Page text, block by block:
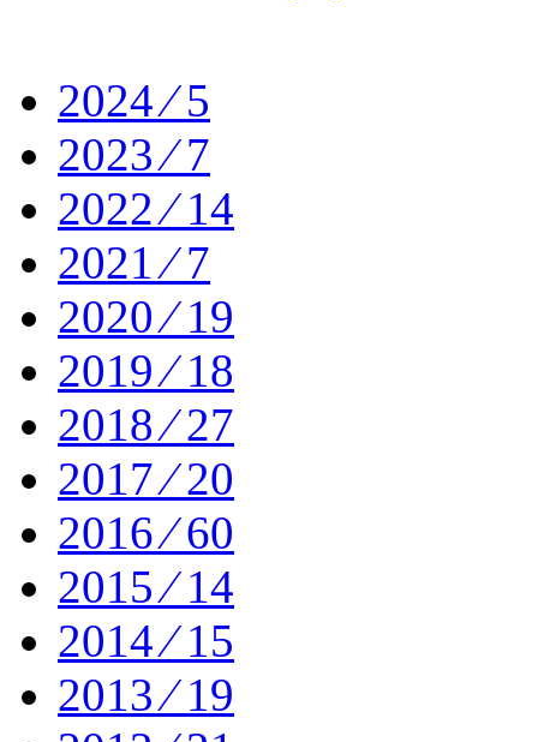
2024 ⁄ 5
2023 ⁄ 7
2022 ⁄ 14
2021 ⁄ 7
2020 ⁄ 19
2019 ⁄ 18
2018 ⁄ 27
2017 ⁄ 20
2016 ⁄ 60
2015 ⁄ 14
2014 ⁄ 15
2013 ⁄ 19